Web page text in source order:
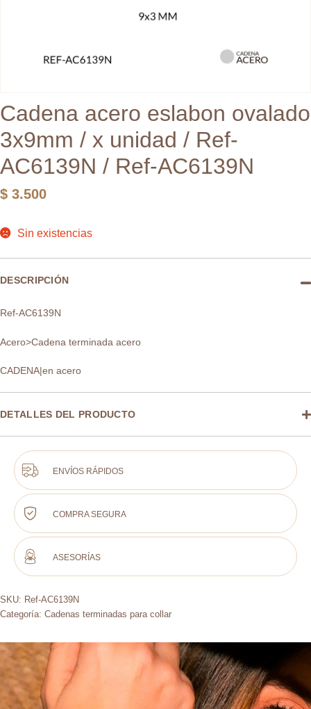
Cadena acero eslabon ovalado
3x9mm / x unidad / Ref-
AC6139N / Ref-AC6139N
$ 3.500
Sin existencias
DESCRIPCIÓN
Ref-AC6139N
Acero>Cadena terminada acero
CADENA|en acero
DETALLES DEL PRODUCTO
ENVÍOS RÁPIDOS
COMPRA SEGURA
ASESORÍAS
SKU: Ref-AC6139N
Categoría: Cadenas terminadas para collar